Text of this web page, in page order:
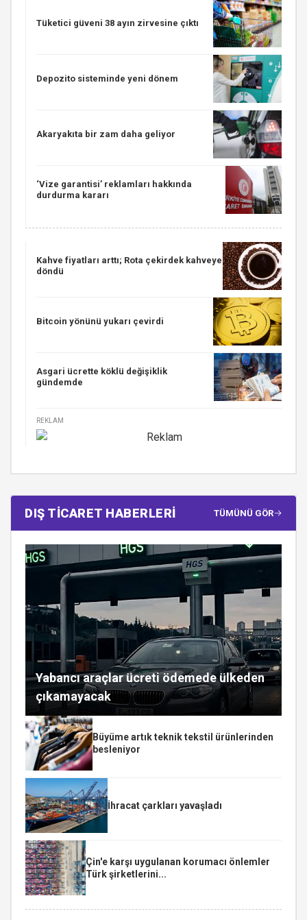
Tüketici güveni 38 ayın zirvesine çıktı
Depozito sisteminde yeni dönem
Akaryakıta bir zam daha geliyor
‘Vize garantisi’ reklamları hakkında
durdurma kararı
Kahve fiyatları arttı; Rota çekirdek kahveye
döndü
Bitcoin yönünü yukarı çevirdi
Asgari ücrette köklü değişiklik
gündemde
REKLAM
DIŞ TİCARET HABERLERİ TÜMÜNÜ GÖR
Yabancı araçlar ücreti ödemede ülkeden
çıkamayacak
Büyüme artık teknik tekstil ürünlerinden
besleniyor
İhracat çarkları yavaşladı
Çin'e karşı uygulanan korumacı önlemler
Türk şirketlerini...